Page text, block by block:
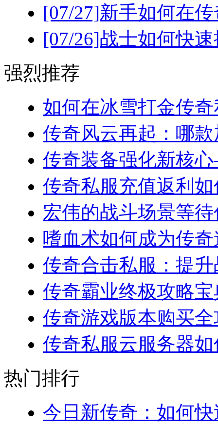
[07/27]新手如何在
[07/26]战士如何快
强烈推荐
如何在冰雪打金传
传奇风云再起：哪
传奇装备强化新核
传奇私服充值返利
宏伟的战斗场景等
嗜血术如何成为传
传奇合击私服：提
传奇霸业终极攻略
传奇游戏版本购买
传奇私服云服务器
热门排行
今日新传奇：如何